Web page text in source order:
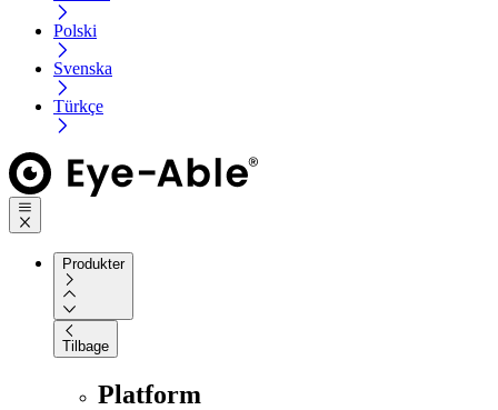
Polski
Svenska
Türkçe
Produkter
Tilbage
Platform